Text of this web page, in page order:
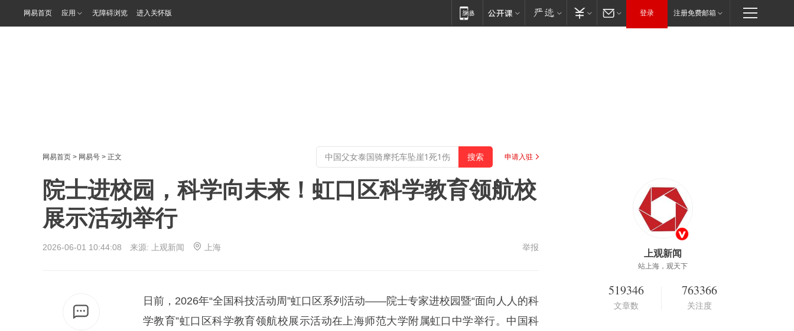
网易首页 应用 无障碍浏览 进入关怀版 登录 注册免费邮箱
网易首页 > 网易号 > 正文 申请入驻
院士进校园，科学向未来！虹口区科学教育领航校
展示活动举行
2026-06-01 10:44:08 来源: 上观新闻 上海 举报
日前，2026年“全国科技活动周”虹口区系列活动——院士专家进校园暨“面向人人的科
学教育”虹口区科学教育领航校展示活动在上海师范大学附属虹口中学举行。中国科
上观新闻
站上海，观天下
519346
文章数
763366
关注度